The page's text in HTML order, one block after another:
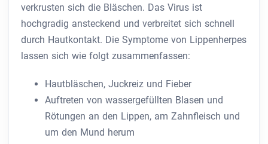
verkrusten sich die Bläschen. Das Virus ist
hochgradig ansteckend und verbreitet sich schnell
durch Hautkontakt. Die Symptome von Lippenherpes
lassen sich wie folgt zusammenfassen:
Hautbläschen, Juckreiz und Fieber
Auftreten von wassergefüllten Blasen und
Rötungen an den Lippen, am Zahnfleisch und
um den Mund herum